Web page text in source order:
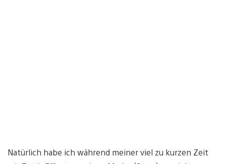
Natürlich habe ich während meiner viel zu kurzen Zeit